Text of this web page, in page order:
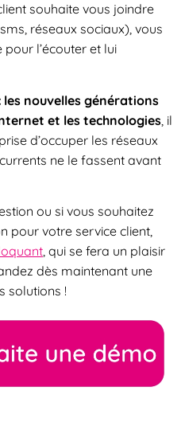
souhaite vous joindre
réseaux sociaux), vous
l’écouter et lui
nouvelles générations
et les technologies , il
d’occuper les réseaux
ne le fassent avant
ou si vous souhaitez
pour votre service client,
, qui se fera un plaisir
dès maintenant une
solutions !